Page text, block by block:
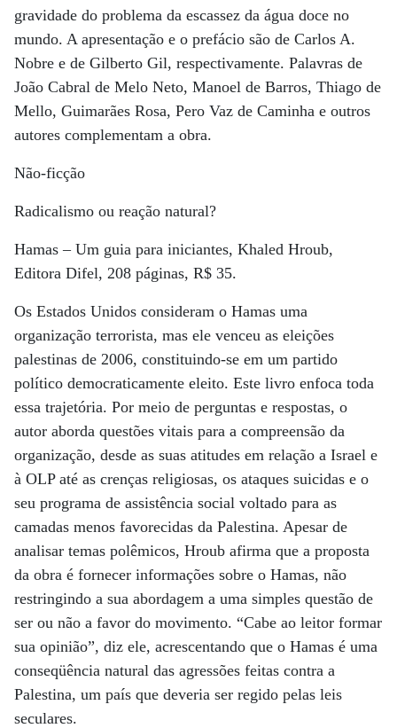
gravidade do problema da escassez da água doce no
mundo. A apresentação e o prefácio são de Carlos A.
Nobre e de Gilberto Gil, respectivamente. Palavras de
João Cabral de Melo Neto, Manoel de Barros, Thiago de
Mello, Guimarães Rosa, Pero Vaz de Caminha e outros
autores complementam a obra.
Não-ficção
Radicalismo ou reação natural?
Hamas – Um guia para iniciantes, Khaled Hroub,
Editora Difel, 208 páginas, R$ 35.
Os Estados Unidos consideram o Hamas uma
organização terrorista, mas ele venceu as eleições
palestinas de 2006, constituindo-se em um partido
político democraticamente eleito. Este livro enfoca toda
essa trajetória. Por meio de perguntas e respostas, o
autor aborda questões vitais para a compreensão da
organização, desde as suas atitudes em relação a Israel e
à OLP até as crenças religiosas, os ataques suicidas e o
seu programa de assistência social voltado para as
camadas menos favorecidas da Palestina. Apesar de
analisar temas polêmicos, Hroub afirma que a proposta
da obra é fornecer informações sobre o Hamas, não
restringindo a sua abordagem a uma simples questão de
ser ou não a favor do movimento. “Cabe ao leitor formar
sua opinião”, diz ele, acrescentando que o Hamas é uma
conseqüência natural das agressões feitas contra a
Palestina, um país que deveria ser regido pelas leis
seculares.